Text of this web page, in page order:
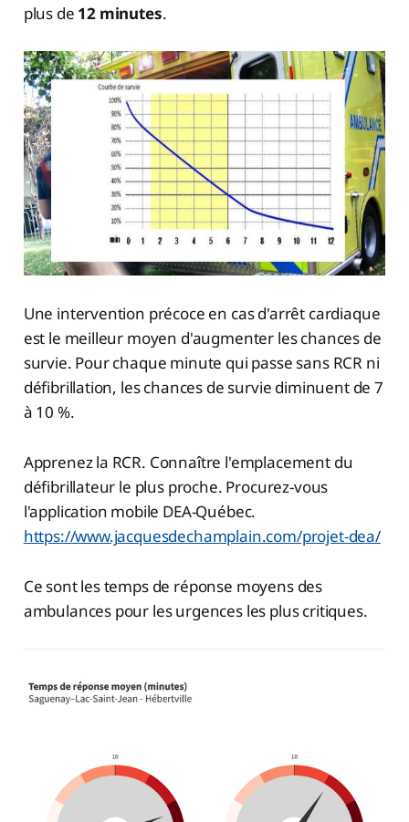
plus de 12 minutes.
Une intervention précoce en cas d'arrêt cardiaque
est le meilleur moyen d'augmenter les chances de
survie. Pour chaque minute qui passe sans RCR ni
défibrillation, les chances de survie diminuent de 7
à 10 %.
Apprenez la RCR. Connaître l'emplacement du
défibrillateur le plus proche. Procurez-vous
l'application mobile DEA-Québec.
https://www.jacquesdechamplain.com/projet-dea/
Ce sont les temps de réponse moyens des
ambulances pour les urgences les plus critiques.